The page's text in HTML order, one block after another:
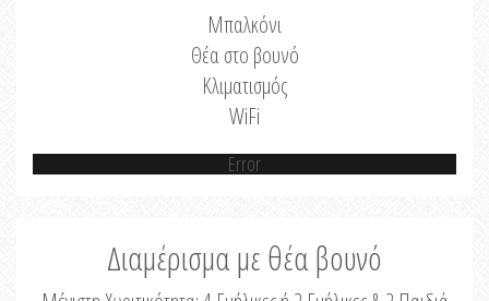
Μπαλκόνι
Θέα στο βουνό
Κλιματισμός
WiFi
Error
Διαμέρισμα με θέα βουνό